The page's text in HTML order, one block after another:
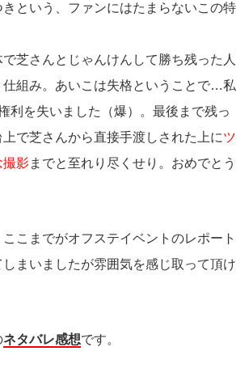
という、ファンにはたまらないこの特
芝さんとじゃんけんして勝ち残った人
仕組み。あいこは失格ということで…私
利を失いました（爆）。最後まで残っ
で芝さんから直接手渡しされた上にツ
撮影までと至れり尽くせり。おめでとう
こまでがオフステイベントのレポート
まいましたが雰囲気を感じ取って頂け
ネタバレ感想です。